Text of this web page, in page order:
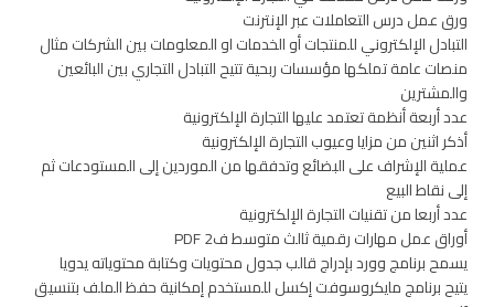
ورق عمل درس التعاملات عبر الإنترنت
التبادل الإلكتروني للمنتجات أو الخدمات او المعلومات بين الشركات مثال
منصات عامة تملكها مؤسسات ربحية تتيح التبادل التجاري بين البائعين
والمشترين
عدد أربعة أنظمة تعتمد عليها التجارة الإلكترونية
أذكر اثنين من مزايا وعيوب التجارة الإلكترونية
عملية الإشراف على البضائع وتدفقها من الموردين إلى المستودعات ثم
إلى نقاط البيع
عدد أربعا من تقنيات التجارة الإلكترونية
أوراق عمل مهارات رقمية ثالث متوسط ف2 PDF
يسمح برنامج وورد بإدراج قالب جدول محتويات وكتابة محتوياته يدويا
يتيح برنامج مايكروسوفت إكسل للمستخدم إمكانية حفظ الملف بتنسيق